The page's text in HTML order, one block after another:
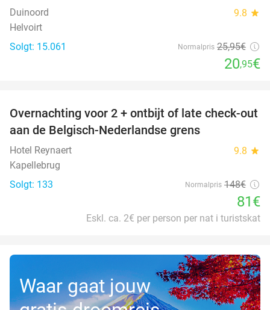
Duinoord 9.8 star
Helvoirt
Solgt: 15.061
Normalpris 25,95€
20,95€
45%
Overnachting voor 2 + ontbijt of late check-out
aan de Belgisch-Nederlandse grens
Hotel Reynaert 9.8 star
Kapellebrug
Solgt: 133
Normalpris 148€
81€
Eskl. ca. 2€ per person per nat i turistskat
Waar gaat jouw